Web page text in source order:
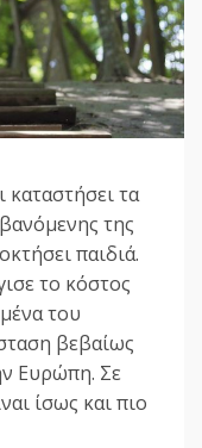
τα
της
παιδιά.
το κόστος
του
βεβαίως
Ευρώπη. Σε
ίσως και πιο